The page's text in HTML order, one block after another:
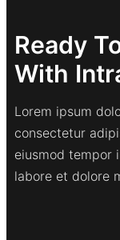
Ready
With
Lorem ipsum
consectetur
eiusmod tempor
labore et dolore